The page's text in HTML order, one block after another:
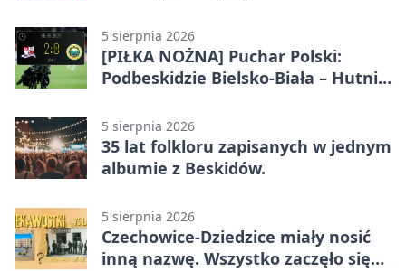
5 sierpnia 2026
[PIŁKA NOŻNA] Puchar Polski:
Podbeskidzie Bielsko-Biała – Hutnik
w Dankowicach
5 sierpnia 2026
35 lat folkloru zapisanych w jednym
albumie z Beskidów.
5 sierpnia 2026
Czechowice-Dziedzice miały nosić
inną nazwę. Wszystko zaczęło się